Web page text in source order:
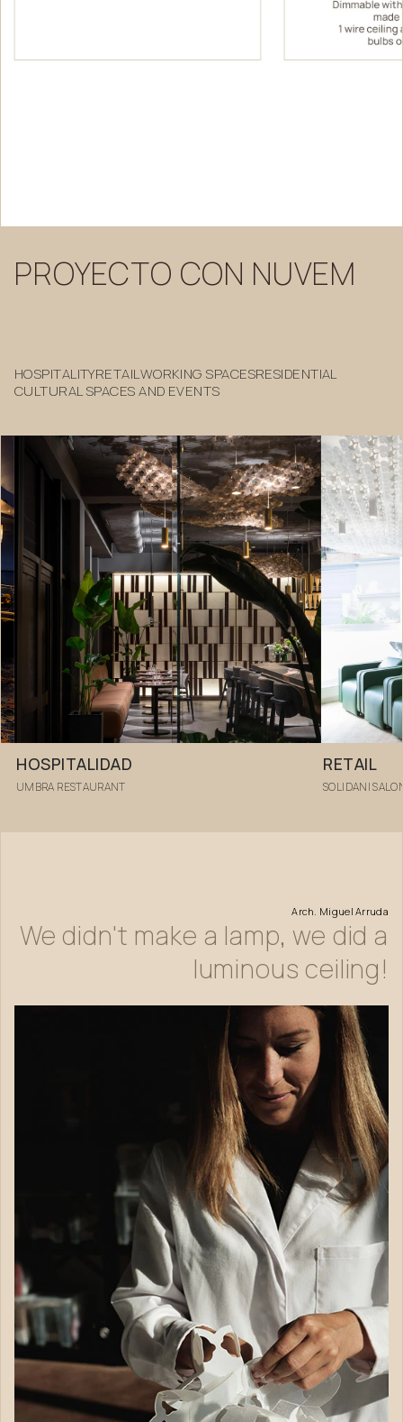
PROYECTO CON NUVEM
HOSPITALITYRETAILWORKING SPACESRESIDENTIAL
CULTURAL SPACES AND EVENTS
HOSPITALIDAD
UMBRA RESTAURANT
RETAIL
SOLIDANI
Arch. Miguel Arruda
We didn't make a lamp, we did a
luminous ceiling!